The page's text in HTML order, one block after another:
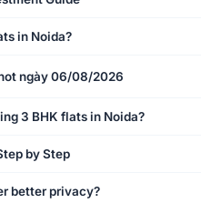
in Noida?
ngày 06/08/2026
3 BHK flats in Noida?
by Step
better privacy?